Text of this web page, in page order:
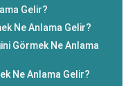
Gelir?
Ne Anlama Gelir?
Görmek Ne Anlama
Ne Anlama Gelir?